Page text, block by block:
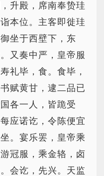
升殿，席南奉贽珪
本位。主客即徙珪
坐于西壁下，东
又奏中严，皇帝服
礼毕，食。食毕，
赋黄甘，逮二品已
各一人，皆跪受
应诺讫，令陈便宜
。宴乐罢，皇帝乘
冠服，乘金辂，卤
会讫，先兴。天监